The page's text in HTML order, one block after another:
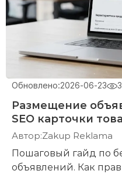
Обновлено:2026-06-23
Размещение
SEO карточки
Автор:Zakup Reklama
Пошаговый гайд по
объявлений. Как